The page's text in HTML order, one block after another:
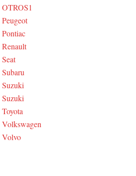
OTROS1
Peugeot
Pontiac
Renault
Seat
Subaru
Suzuki
Suzuki
Toyota
Volkswagen
Volvo